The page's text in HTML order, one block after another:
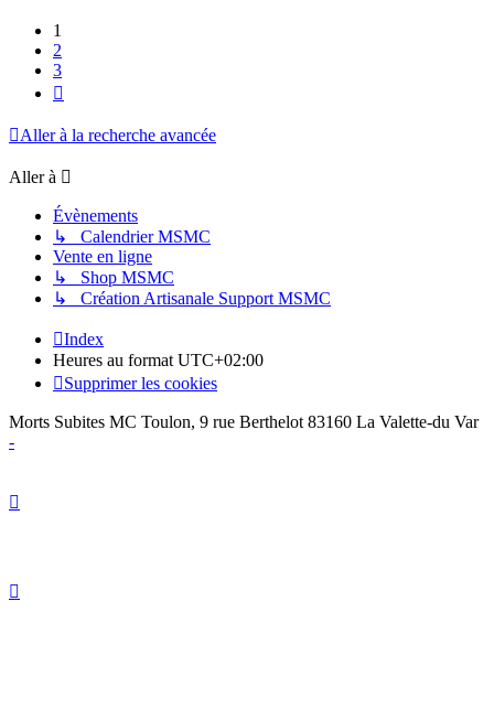
1
2
3
Aller à la recherche avancée
Aller à
Évènements
↳ Calendrier MSMC
Vente en ligne
↳ Shop MSMC
↳ Création Artisanale Support MSMC
Index
Heures au format UTC+02:00
Supprimer les cookies
Morts Subites MC Toulon, 9 rue Berthelot 83160 La Valette-du Var
-